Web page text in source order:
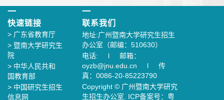
一
快速链接
> 广东省教育厅
> 暨南大学研究生
院
> 中华人民共和
国教育部
> 中国研究生招生
信息网
一
联系我们
地址:广州暨南大学研究生招生
办公室（邮编：510630）
电话: l 邮箱：
oyzb@jnu.edu.cn l 传
真：0086-20-85223790
Copyright © 广州暨南大学研究
生招生办公室. ICP备案号：粤